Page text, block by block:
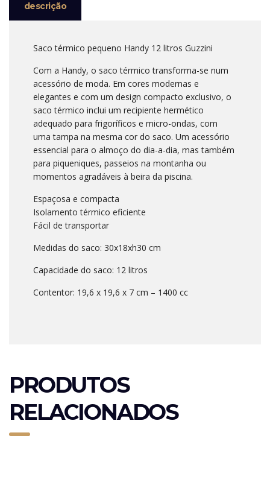
descrição
Saco térmico pequeno Handy 12 litros Guzzini
Com a Handy, o saco térmico transforma-se num
acessório de moda. Em cores modernas e
elegantes e com um design compacto exclusivo, o
saco térmico inclui um recipiente hermético
adequado para frigoríficos e micro-ondas, com
uma tampa na mesma cor do saco. Um acessório
essencial para o almoço do dia-a-dia, mas também
para piqueniques, passeios na montanha ou
momentos agradáveis ​​à beira da piscina.
Espaçosa e compacta
Isolamento térmico eficiente
Fácil de transportar
Medidas do saco: 30x18xh30 cm
Capacidade do saco: 12 litros
Contentor: 19,6 x 19,6 x 7 cm – 1400 cc
PRODUTOS
RELACIONADOS